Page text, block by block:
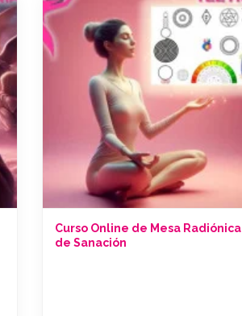
Curso Online de Mesa Radiónica
de Sanación